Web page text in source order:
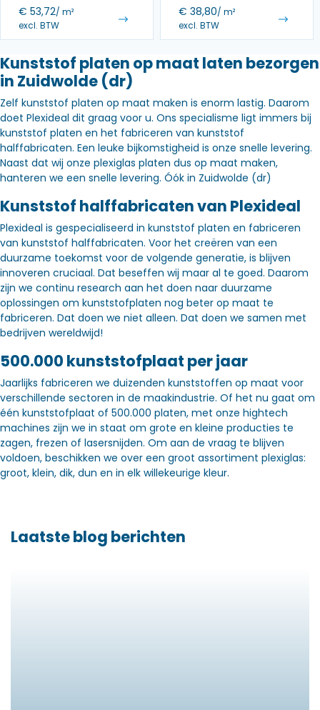
€ 53,72/ m²
excl. BTW
€ 38,80/ m²
excl. BTW
Kunststof platen op maat laten bezorgen
in Zuidwolde (dr)
Zelf kunststof platen op maat maken is enorm lastig. Daarom
doet Plexideal dit graag voor u. Ons specialisme ligt immers bij
kunststof platen en het fabriceren van kunststof
halffabricaten. Een leuke bijkomstigheid is onze snelle levering.
Naast dat wij onze plexiglas platen dus op maat maken,
hanteren we een snelle levering. Óók in Zuidwolde (dr)
Kunststof halffabricaten van Plexideal
Plexideal is gespecialiseerd in kunststof platen en fabriceren
van kunststof halffabricaten. Voor het creëren van een
duurzame toekomst voor de volgende generatie, is blijven
innoveren cruciaal. Dat beseffen wij maar al te goed. Daarom
zijn we continu research aan het doen naar duurzame
oplossingen om kunststofplaten nog beter op maat te
fabriceren. Dat doen we niet alleen. Dat doen we samen met
bedrijven wereldwijd!
500.000 kunststofplaat per jaar
Jaarlijks fabriceren we duizenden kunststoffen op maat voor
verschillende sectoren in de maakindustrie. Of het nu gaat om
één kunststofplaat of 500.000 platen, met onze hightech
machines zijn we in staat om grote en kleine producties te
zagen, frezen of lasersnijden. Om aan de vraag te blijven
voldoen, beschikken we over een groot assortiment plexiglas:
groot, klein, dik, dun en in elk willekeurige kleur.
Laatste blog berichten